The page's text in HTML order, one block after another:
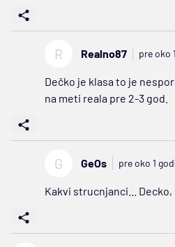
R Realno87 pre oko
Dečko je klasa to je
na meti reala pre 2-3 god.
G GeOs pre oko 1
Kakvi strucnjanci... Decko,